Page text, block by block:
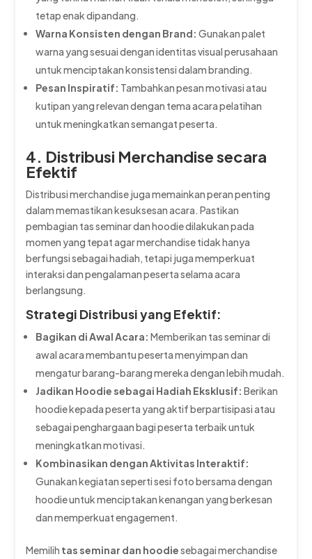
tetap enak dipandang.
Warna Konsisten dengan Brand: Gunakan palet
warna yang sesuai dengan identitas visual perusahaan
untuk menciptakan konsistensi dalam branding.
Pesan Inspiratif: Tambahkan pesan motivasi atau
kutipan yang relevan dengan tema acara pelatihan
untuk meningkatkan semangat peserta.
4. Distribusi Merchandise secara
Efektif
Distribusi merchandise juga memainkan peran penting
dalam memastikan kesuksesan acara. Pastikan
pembagian tas seminar dan hoodie dilakukan pada
momen yang tepat agar merchandise tidak hanya
berfungsi sebagai hadiah, tetapi juga memperkuat
interaksi dan pengalaman peserta selama acara
berlangsung.
Strategi Distribusi yang Efektif:
Bagikan di Awal Acara: Memberikan tas seminar di
awal acara membantu peserta menyimpan dan
mengatur barang-barang mereka dengan lebih mudah.
Jadikan Hoodie sebagai Hadiah Eksklusif: Berikan
hoodie kepada peserta yang aktif berpartisipasi atau
sebagai penghargaan bagi peserta terbaik untuk
meningkatkan motivasi.
Kombinasikan dengan Aktivitas Interaktif:
Gunakan kegiatan seperti sesi foto bersama dengan
hoodie untuk menciptakan kenangan yang berkesan
dan memperkuat engagement.
Memilih tas seminar dan hoodiesebagai merchandise